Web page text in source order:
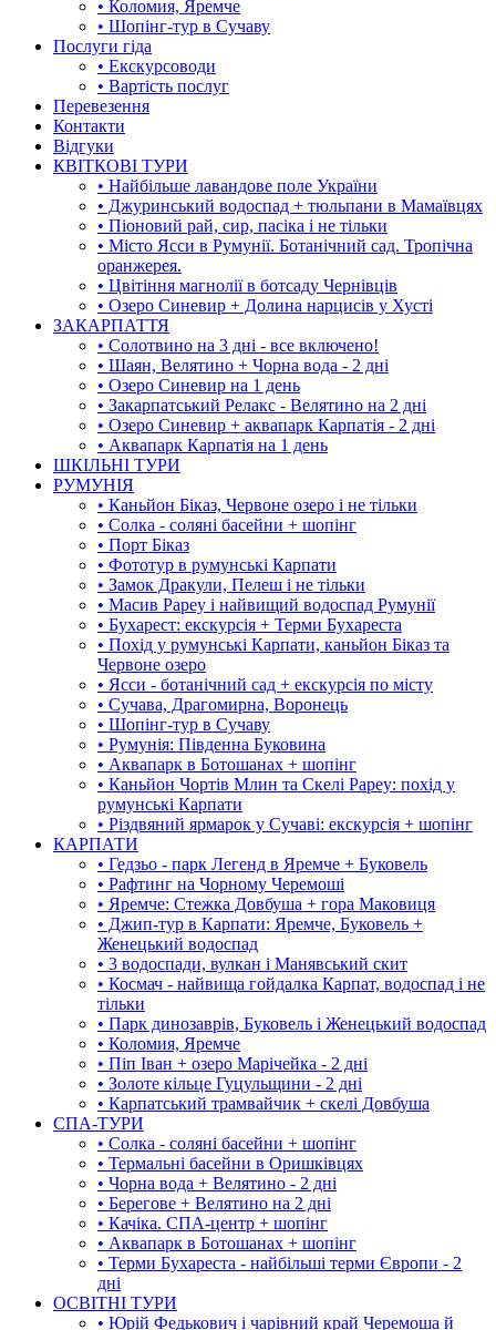
• Коломия, Яремче
• Шопінг-тур в Сучаву
Послуги гіда
• Екскурсоводи
• Вартість послуг
Перевезення
Контакти
Відгуки
КВІТКОВІ ТУРИ
• Найбільше лавандове поле України
• Джуринський водоспад + тюльпани в Мамаївцях
• Піоновий рай, сир, пасіка і не тільки
• Місто Ясси в Румунії. Ботанічний сад. Тропічна
оранжерея.
• Цвітіння магнолії в ботсаду Чернівців
• Озеро Синевир + Долина нарцисів у Хусті
ЗАКАРПАТТЯ
• Солотвино на 3 дні - все включено!
• Шаян, Велятино + Чорна вода - 2 дні
• Озеро Синевир на 1 день
• Закарпатський Релакс - Велятино на 2 дні
• Озеро Синевир + аквапарк Карпатія - 2 дні
• Аквапарк Карпатія на 1 день
ШКІЛЬНІ ТУРИ
РУМУНІЯ
• Каньйон Біказ, Червоне озеро і не тільки
• Солка - соляні басейни + шопінг
• Порт Біказ
• Фототур в румунські Карпати
• Замок Дракули, Пелеш і не тільки
• Масив Рареу і найвищий водоспад Румунії
• Бухарест: екскурсія + Терми Бухареста
• Похід у румунські Карпати, каньйон Біказ та
Червоне озеро
• Ясси - ботанічний сад + екскурсія по місту
• Сучава, Драгомирна, Воронець
• Шопінг-тур в Сучаву
• Румунія: Південна Буковина
• Аквапарк в Ботошанах + шопінг
• Каньйон Чортів Млин та Скелі Рареу: похід у
румунські Карпати
• Різдвяний ярмарок у Сучаві: екскурсія + шопінг
КАРПАТИ
• Гедзьо - парк Легенд в Яремче + Буковель
• Рафтинг на Чорному Черемоші
• Яремче: Стежка Довбуша + гора Маковиця
• Джип-тур в Карпати: Яремче, Буковель +
Женецький водоспад
• 3 водоспади, вулкан і Манявський скит
• Космач - найвища гойдалка Карпат, водоспад і не
тільки
• Парк динозаврів, Буковель і Женецький водоспад
• Коломия, Яремче
• Піп Іван + озеро Марічейка - 2 дні
• Золоте кільце Гуцульщини - 2 дні
• Карпатський трамвайчик + скелі Довбуша
СПА-ТУРИ
• Солка - соляні басейни + шопінг
• Термальні басейни в Оришківцях
• Чорна вода + Велятино - 2 дні
• Берегове + Велятино на 2 дні
• Качіка. СПА-центр + шопінг
• Аквапарк в Ботошанах + шопінг
• Терми Бухареста - найбільші терми Європи - 2
дні
ОСВІТНІ ТУРИ
• Юрій Федькович і чарівний край Черемоша й